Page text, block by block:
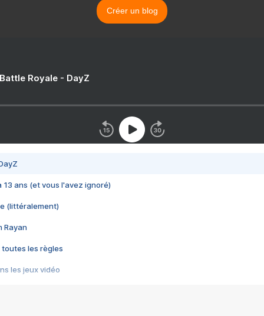
Créer un blog
Royale - DayZ
13 ans (et vous l'avez ignoré)
(littéralement)
Rayan
toutes les règles
les jeux vidéo